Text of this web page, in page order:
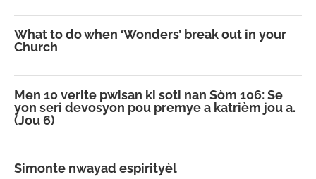
What to do when ‘Wonders’ break out in your
Church
Men 10 verite pwisan ki soti nan Sòm 106: Se
yon seri devosyon pou premye a katrièm jou a.
(Jou 6)
Simonte nwayad espirityèl